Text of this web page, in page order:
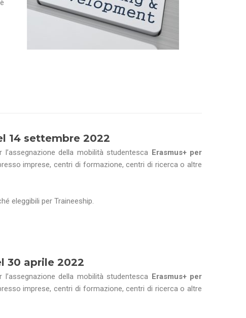
14 settembre 2022
della mobilità studentesca Erasmus+ per
imprese, centri di formazione, centri di ricerca o altre
eleggibili per Traineeship.
30 aprile 2022
della mobilità studentesca Erasmus+ per
imprese, centri di formazione, centri di ricerca o altre